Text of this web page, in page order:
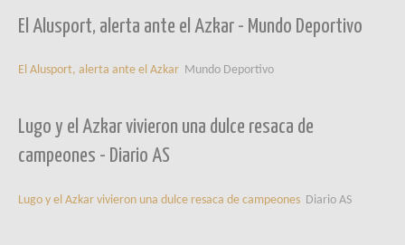
El Alusport, alerta ante el Azkar - Mundo Deportivo
El Alusport, alerta ante el Azkar Mundo Deportivo
Lugo y el Azkar vivieron una dulce resaca de
campeones - Diario AS
Lugo y el Azkar vivieron una dulce resaca de campeones Diario AS